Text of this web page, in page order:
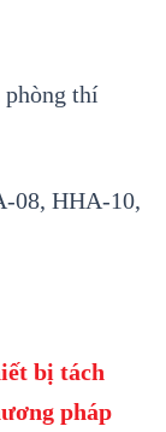
thí
08, HHA-10,
bị tách
pháp